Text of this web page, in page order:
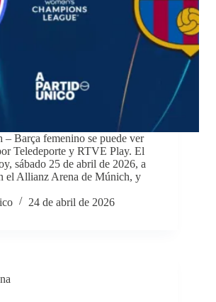
Barça femenino se puede ver
Teledeporte y RTVE Play. El
sábado 25 de abril de 2026, a
el Allianz Arena de Múnich, y
24 de abril de 2026